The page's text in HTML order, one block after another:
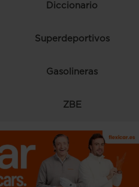
Diccionario
Superdeportivos
Gasolineras
ZBE